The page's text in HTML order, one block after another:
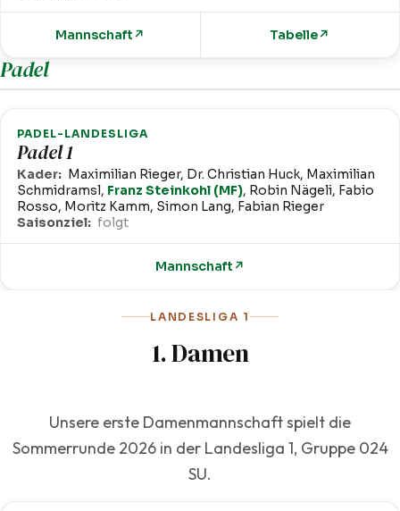
Mannschaft ↗ Tabelle↗
Padel
PADEL-LANDESLIGA
Padel 1
Kader: Maximilian Rieger, Dr. Christian Huck, Maximilian
Schmidramsl, Franz Steinkohl (MF), Robin Nägeli, Fabio
Rosso, Moritz Kamm, Simon Lang, Fabian Rieger
Saisonziel: folgt
Mannschaft ↗
LANDESLIGA 1
1. Damen
Unsere erste Damenmannschaft spielt die
Sommerrunde 2026 in der Landesliga 1, Gruppe 024
SU.